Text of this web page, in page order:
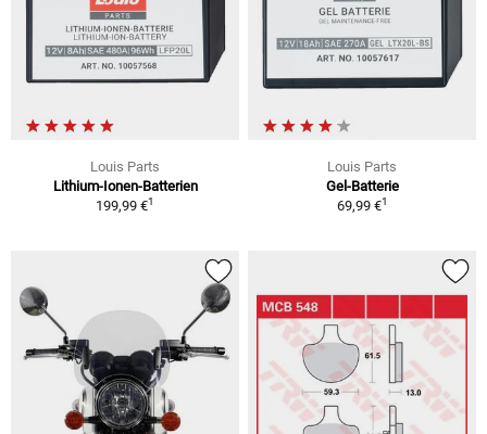
Louis Parts
Lithium-Ionen-Batterien
199,99 €1
Louis Parts
Gel-Batterie
69,99 €1